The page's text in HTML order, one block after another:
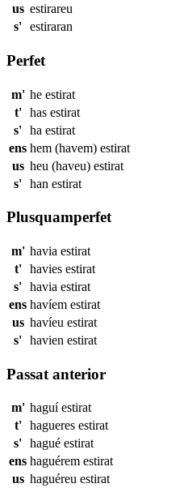
us estirareu
s' estiraran
Perfet
m' he estirat
t'
has estirat
s' ha estirat
ens hem (havem) estirat
us heu (haveu) estirat
s' han estirat
Plusquamperfet
m' havia estirat
t'
havies estirat
s' havia estirat
ens havíem estirat
us havíeu estirat
s' havien estirat
Passat anterior
m' haguíestirat
t'
hagueres estirat
s' hagué estirat
ens haguérem estirat
us haguéreu estirat